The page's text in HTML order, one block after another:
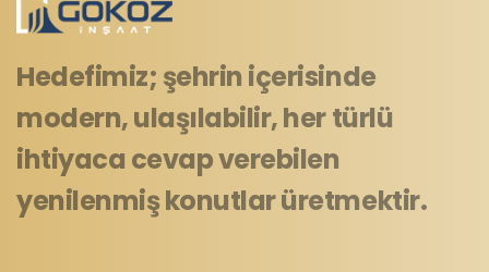
Hedefimiz; şehrin içerisinde
modern, ulaşılabilir, her türlü
ihtiyaca cevap verebilen
yenilenmiş konutlar üretmektir.